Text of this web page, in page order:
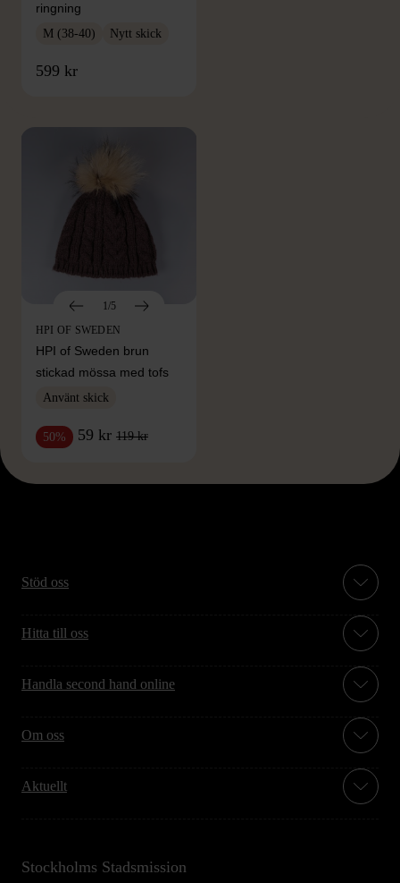
ringning
M (38-40) Nytt skick
599 kr
FRÅN SAMMA VARUMÄRKE
1/5
HPI OF SWEDEN
HPI of Sweden brun
stickad mössa med tofs
Använt skick
50% 59 kr 119 kr
Stöd oss
Hitta till oss
Handla second hand online
Om oss
Aktuellt
Stockholms Stadsmission